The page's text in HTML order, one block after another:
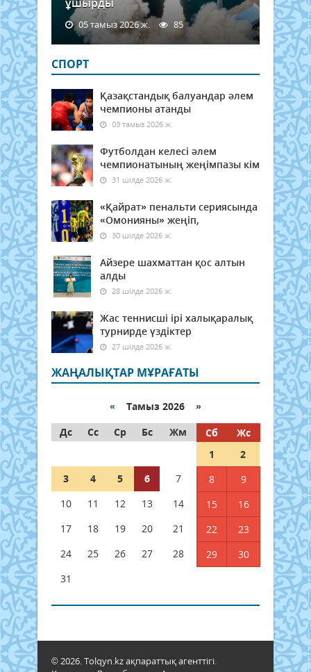
05 тамыз 2026 ж. 85
СПОРТ
Қазақстандық балуандар әлем
чемпионы атанды
03 тамыз 2026 ж.
Футболдан келесі әлем
чемпионатының жеңімпазы кім
31 шілде 2026 ж.
«Қайрат» пенальти сериясында
«Омонияны» жеңіп,
30 шілде 2026 ж.
Айзере шахматтан қос алтын
алды
28 шілде 2026 ж.
Жас теннисші ірі халықаралық
турнирде үздіктер
27 шілде 2026 ж.
ЖАҢАЛЫҚТАР МҰРАҒАТЫ
« Тамыз 2026 »
Дс
Сс Ср Бс Жм Сб
Жс
1
2
3
4 5 6 7 8
9
10
11 12 13 14 15
16
17
18 19 20 21 22
23
24
25 26 27 28 29
30
31
© 2026. Tolqyn.kz ақпараттық агенттігі.